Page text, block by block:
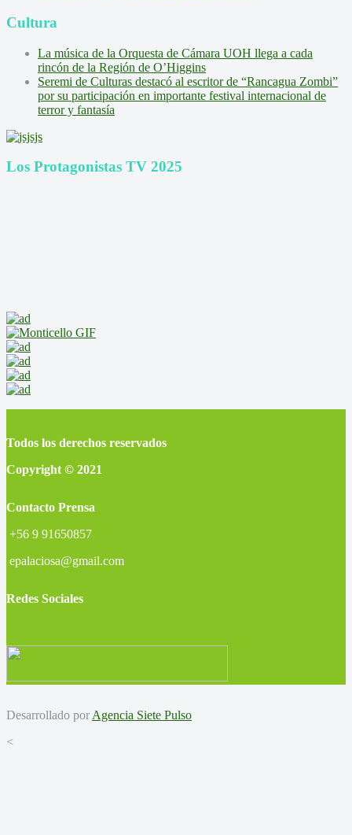
Cultura
La música de la Orquesta de Cámara UOH llega a cada
rincón de la Región de O’Higgins
Seremi de Culturas destacó al escritor de “Rancagua Zombi”
por su participación en importante festival internacional de
terror y fantasía
Los Protagonistas TV 2025
Todos los derechos reservados
Copyright © 2021
Contacto Prensa
+56 9 91650857
epalaciosa@gmail.com
Redes Sociales
Desarrollado por Agencia Siete Pulso
<